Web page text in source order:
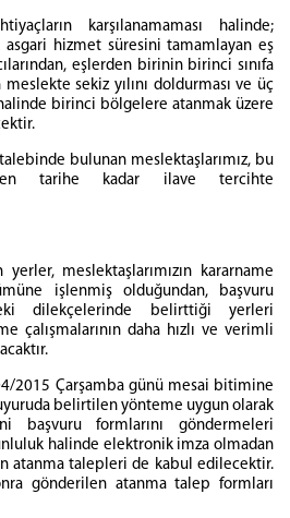
karşılanamaması halinde;
asgari hizmet süresini tamamlayan eş
eşlerden birinin birinci sınıfa
meslekte sekiz yılını doldurması ve üç
birinci bölgelere atanmak üzere
bulunan meslektaşlarımız, bu
tarihe kadar ilave tercihte
meslektaşlarımızın kararname
işlenmiş olduğundan, başvuru
dilekçelerinde belirttiği yerleri
çalışmalarının daha hızlı ve verimli
2015 Çarşamba günü mesai bitimine
belirtilen yönteme uygun olarak
formlarını göndermeleri
halinde elektronik imza olmadan
atanma talepleri de kabul edilecektir.
gönderilen atanma talep formları